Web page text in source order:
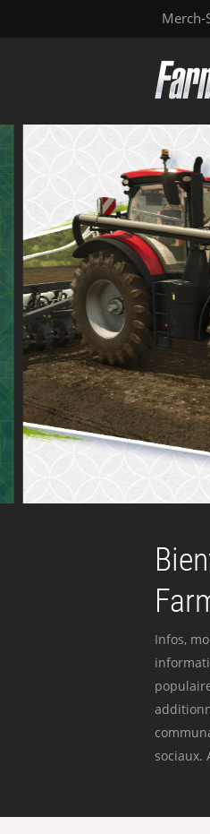
Merch-
Infos,
sociaux.